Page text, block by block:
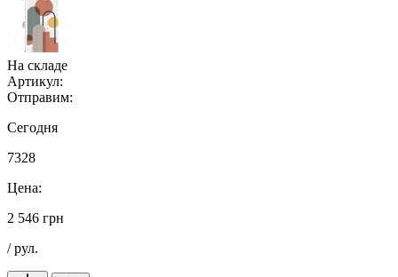
На складе
Артикул:
Отправим:
Сегодня
7328
Цена:
2 546 грн
/ рул.